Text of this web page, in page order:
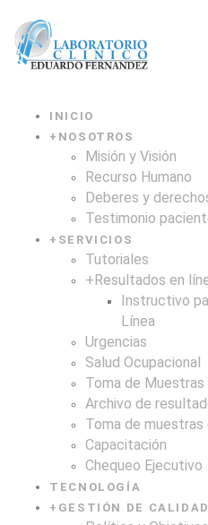
INICIO
+ NOSOTROS
Misión y Visión
Recurso Humano
Deberes y
Testimonio
+ SERVICIOS
Tutoriales
+Resultados en
Instructivo
Línea
Urgencias
Salud Ocupacional
Toma de Muestras
Archivo de
Toma de muestras
Capacitación
Chequeo Ejecutivo
TECNOLOGÍA
+ GESTIÓN DE CALIDAD